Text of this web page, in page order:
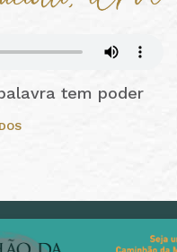
tem poder